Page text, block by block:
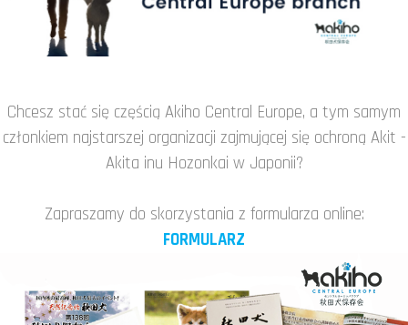
Chcesz stać się częścią Akiho Central Europe, a tym samym
członkiem najstarszej organizacji zajmującej się ochroną Akit -
Akita inu Hozonkai w Japonii?
Zapraszamy do skorzystania z formularza online:
FORMULARZ